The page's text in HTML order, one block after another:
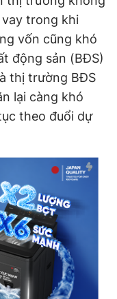
trong khi
vốn cũng khó
động sản (BĐS)
thị trường BĐS
lại càng khó
theo đuổi dự